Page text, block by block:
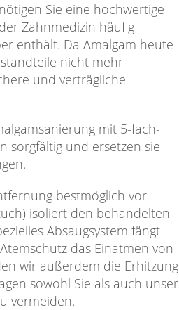
Sie eine hochwertige
Zahnmedizin häufig
enthält. Da Amalgam heute
nicht mehr
und verträgliche
mit 5-fach-
sorgfältig und ersetzen sie
bestmöglich vor
isoliert den behandelten
Absaugsystem fängt
das Einatmen von
wir außerdem die Erhitzung
sowohl Sie als auch unser
vermeiden.